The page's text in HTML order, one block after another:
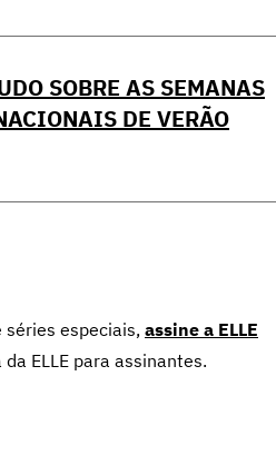
SOBRE AS SEMANAS
DE VERÃO
especiais, assine a ELLE
ELLE para assinantes.